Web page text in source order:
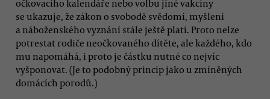
očkovacího kalendáře nebo volbu jiné vakcíny
se ukazuje, že zákon o svobodě svědomí, myšlení
a náboženského vyznání stále ještě platí. Proto nelze
potrestat rodiče neočkovaného dítěte, ale každého, kdo
mu napomáhá, i proto je částku nutné co nejvíc
vyšponovat. (Je to podobný princip jako u zmíněných
domácích porodů.)